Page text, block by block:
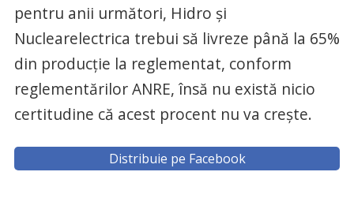
pentru anii următori, Hidro şi
Nuclearelectrica trebui să livreze până la 65%
din producţie la reglementat, conform
reglementărilor ANRE, însă nu există nicio
certitudine că acest procent nu va creşte.
Distribuie pe Facebook